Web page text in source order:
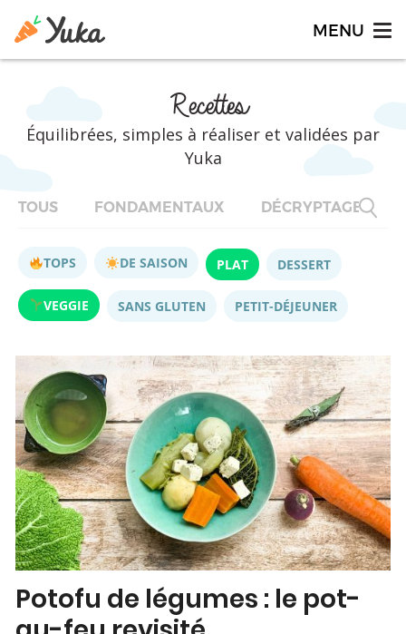
Recettes
Équilibrées, simples à réaliser et validées par
Yuka
TOUS FONDAMENTAUX DÉCRYPTAGES
TOPS DE SAISON PLAT DESSERT
VEGGIE SANS GLUTEN PETIT-DÉJEUNER
Potofu de légumes : le pot-